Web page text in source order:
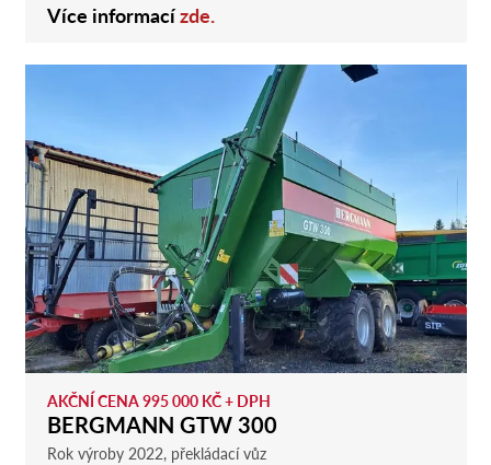
Více informacízde.
AKČNÍ CENA 995 000 KČ + DPH
BERGMANN GTW 300
Rok výroby 2022, překládací vůz